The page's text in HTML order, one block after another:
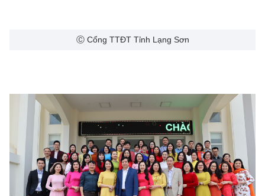
Ⓒ Cổng TTĐT Tỉnh Lạng Sơn